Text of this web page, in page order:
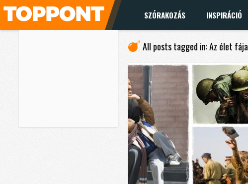
SZÓRAKOZÁS INSPIRÁCIÓ
All posts tagged in: Az élet fája